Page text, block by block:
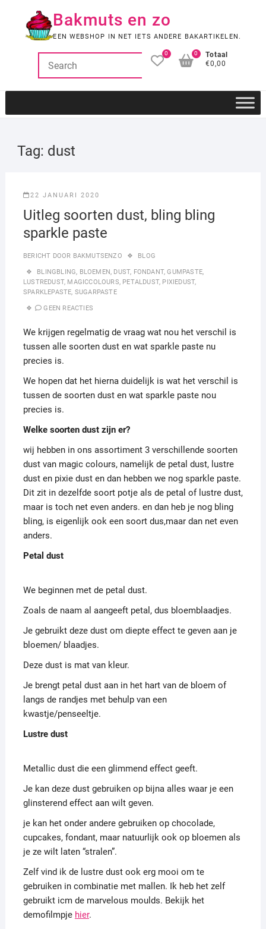
Bakmuts en zo
EEN WEBSHOP IN NET IETS ANDERE BAKARTIKELEN.
0
Totaal
€0,00
0
Tag: dust
22 JANUARI 2020
Uitleg soorten dust, bling bling
sparkle paste
BERICHT DOOR BAKMUTSENZO BLOG
BLINGBLING, BLOEMEN, DUST, FONDANT,GUMPASTE,
LUSTREDUST, MAGICCOLOURS, PETALDUST, PIXIEDUST,
SPARKLEPASTE, SUGARPASTE
GEEN REACTIES
We krijgen regelmatig de vraag wat nou het verschil is
tussen alle soorten dust en wat sparkle paste nu
precies is.
We hopen dat het hierna duidelijk is wat het verschil is
tussen de soorten dust en wat sparkle paste nou
precies is.
Welke soorten dust zijn er?
wij hebben in ons assortiment 3 verschillende soorten
dust van magic colours, namelijk de petal dust, lustre
dust en pixie dust en dan hebben we nog sparkle paste.
Dit zit in dezelfde soort potje als de petal of lustre dust,
maar is toch net even anders. en dan heb je nog bling
bling, is eigenlijk ook een soort dus,maar dan net even
anders.
Petal dust
We beginnen met de petal dust.
Zoals de naam al aangeeft petal, dus bloemblaadjes.
Je gebruikt deze dust om diepte effect te geven aan je
bloemen/ blaadjes.
Deze dust is mat van kleur.
Je brengt petal dust aan in het hart van de bloem of
langs de randjes met behulp van een
kwastje/penseeltje.
Lustre dust
Metallic dust die een glimmend effect geeft.
Je kan deze dust gebruiken op bijna alles waar je een
glinsterend effect aan wilt geven.
je kan het onder andere gebruiken op chocolade,
cupcakes, fondant, maar natuurlijk ook op bloemen als
je ze wilt laten “stralen”.
Zelf vind ik de lustre dust ook erg mooi om te
gebruiken in combinatie met mallen. Ik heb het zelf
gebruikt icm de marvelous moulds. Bekijk het
demofilmpje hier.